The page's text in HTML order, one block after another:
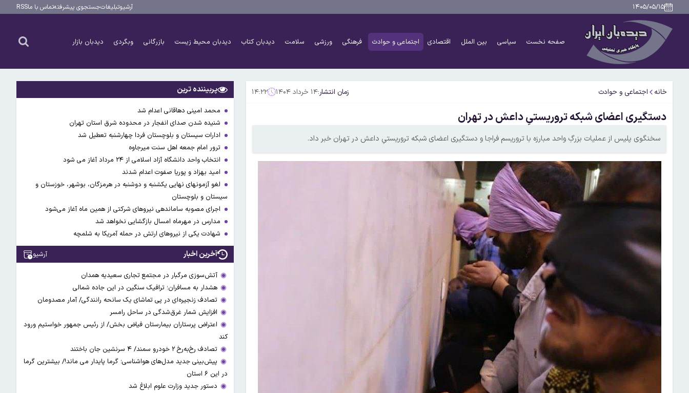
۱۴۰۵/۰۵/۱۵ آرشیوتبلیغاتجستجوی پیشرفتهتماس با ماRSS
صفحه نخست سیاسی بین الملل اقتصادی اجتماعی و حوادث فرهنگی ورزشی سلامت دیدبان کتاب دیدبان محیط زیست بازرگانی وبگردی دیدبان بازار
خانه اجتماعی و حوادث زمان انتشار:۱۴ خرداد ۱۴۰۴ ۱۴:۲۲
دستگیری اعضای شبکه تروریستیِ داعش در تهران
سخنگوی پلیس از عملیات بزرگِ واحد مبارزه با تروریسم فراجا و دستگیری اعضای شبکه تروریستیِ داعش در تهران خبر داد.
پربیننده ترین
محمد امینی دهاقانی اعدام شد
شنیده شدن صدای انفجار در محدوده شرق استان تهران
ادارات سیستان و بلوچستان فردا چهارشنبه تعطیل شد
ترور امام جمعه اهل سنت میرجاوه
انتخاب واحد دانشگاه آزاد اسلامی از ۲۴ مرداد آغاز می شود
امید بهزاد و پوریا صفوت اعدام شدند
لغو آزمونهای نهایی یکشنبه و دوشنبه در هرمزگان، بوشهر، خوزستان و
سیستان و بلوچستان
اجرای مصوبه ساماندهی نیرو‌های شرکتی از همین ماه آغاز می‌شود
مدارس در مهرماه امسال بازگشایی نخواهد شد
شهادت یکی از نیروهای ارتش در حمله آمریکا به شلمچه
آخرین اخبار آرشیو
آتش‌سوزی مرگبار در مجتمع تجاری سعیدیه همدان
هشدار به مسافران؛ ترافیک سنگین در این جاده شمالی
تصادف زنجیره‌ای در پی تماشای یک سانحه رانندگی/ آمار مصدومان
افزایش شمار غرق‌شدگی در ساحل رامسر
اعتراض پرستاران بیمارستان فیاض بخش/ از رئیس جمهور خواستیم ورود
کند
تصادف رخ‌به‌رخ ۲ خودرو سمند/ ۴ سرنشین جان باختند
پیش‌بینی جدید مدل‌های هواشناسی؛ گرما پایدار می ماند!/ بیشترین گرما
در این ۶ استان
دستور جدید وزارت علوم ابلاغ شد